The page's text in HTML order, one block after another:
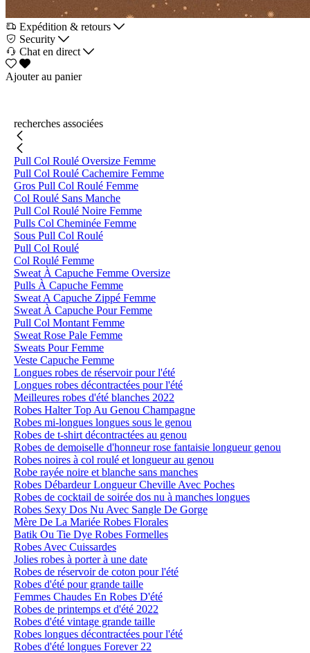
Expédition & retours
Security
Chat en direct
Ajouter au panier
recherches associées
Pull Col Roulé Oversize Femme
Pull Col Roulé Cachemire Femme
Gros Pull Col Roulé Femme
Col Roulé Sans Manche
Pull Col Roulé Noire Femme
Pulls Col Cheminée Femme
Sous Pull Col Roulé
Pull Col Roulé
Col Roulé Femme
Sweat À Capuche Femme Oversize
Pulls À Capuche Femme
Sweat A Capuche Zippé Femme
Sweat À Capuche Pour Femme
Pull Col Montant Femme
Sweat Rose Pale Femme
Sweats Pour Femme
Veste Capuche Femme
Longues robes de réservoir pour l'été
Longues robes décontractées pour l'été
Meilleures robes d'été blanches 2022
Robes Halter Top Au Genou Champagne
Robes mi-longues longues sous le genou
Robes de t-shirt décontractées au genou
Robes de demoiselle d'honneur rose fantaisie longueur genou
Robes noires à col roulé et longueur au genou
Robe rayée noire et blanche sans manches
Robes Débardeur Longueur Cheville Avec Poches
Robes de cocktail de soirée dos nu à manches longues
Robes Sexy Dos Nu Avec Sangle De Gorge
Mère De La Mariée Robes Florales
Batik Ou Tie Dye Robes Formelles
Robes Avec Cuissardes
Jolies robes à porter à une date
Robes de réservoir de coton pour l'été
Robes d'été pour grande taille
Femmes Chaudes En Robes D'été
Robes de printemps et d'été 2022
Robes d'été vintage grande taille
Robes longues décontractées pour l'été
Robes d'été longues Forever 22